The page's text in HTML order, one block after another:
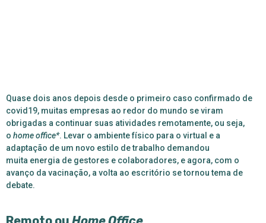
Quase dois anos depois desde o primeiro caso confirmado de
covid19, muitas empresas ao redor do mundo se viram
obrigadas a continuar suas atividades remotamente, ou seja,
o home office*. Levar o ambiente físico para o virtual e a
adaptação de um novo estilo de trabalho demandou
muita energia de gestores e colaboradores, e agora, com o
avanço da vacinação, a volta ao escritório se tornou tema de
debate.